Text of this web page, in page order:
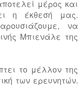
μέρος και
η έκθεσή μας.
να
Μπιενάλε της
το μέλλον της
των ερευνητών.